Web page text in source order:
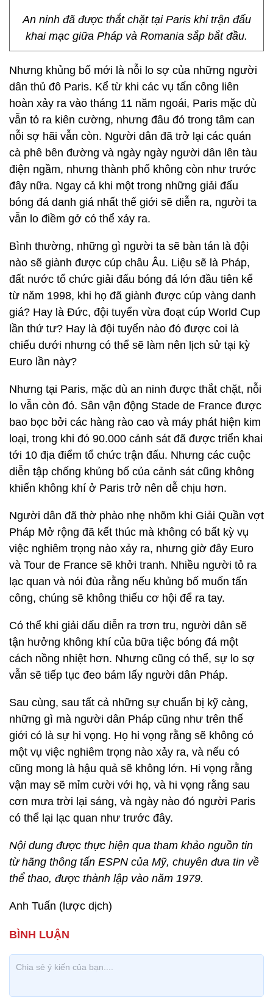
An ninh đã được thắt chặt tại Paris khi trận đấu
khai mạc giữa Pháp và Romania sắp bắt đầu.
Nhưng khủng bố mới là nỗi lo sợ của những người
dân thủ đô Paris. Kể từ khi các vụ tấn công liên
hoàn xảy ra vào tháng 11 năm ngoái, Paris mặc dù
vẫn tỏ ra kiên cường, nhưng đâu đó trong tâm can
nỗi sợ hãi vẫn còn. Người dân đã trở lại các quán
cà phê bên đường và ngày ngày người dân lên tàu
điện ngầm, nhưng thành phố không còn như trước
đây nữa. Ngay cả khi một trong những giải đấu
bóng đá danh giá nhất thế giới sẽ diễn ra, người ta
vẫn lo điềm gở có thể xảy ra.
Bình thường, những gì người ta sẽ bàn tán là đội
nào sẽ giành được cúp châu Âu. Liệu sẽ là Pháp,
đất nước tổ chức giải đấu bóng đá lớn đầu tiên kể
từ năm 1998, khi họ đã giành được cúp vàng danh
giá? Hay là Đức, đội tuyển vừa đoạt cúp World Cup
lần thứ tư? Hay là đội tuyển nào đó được coi là
chiếu dưới nhưng có thể sẽ làm nên lịch sử tại kỳ
Euro lần này?
Nhưng tại Paris, mặc dù an ninh được thắt chặt, nỗi
lo vẫn còn đó. Sân vận động Stade de France được
bao bọc bởi các hàng rào cao và máy phát hiện kim
loại, trong khi đó 90.000 cảnh sát đã được triển khai
tới 10 địa điểm tổ chức trận đấu. Nhưng các cuộc
diễn tập chống khủng bố của cảnh sát cũng không
khiến không khí ở Paris trở nên dễ chịu hơn.
Người dân đã thờ phào nhẹ nhõm khi Giải Quần vợt
Pháp Mở rộng đã kết thúc mà không có bất kỳ vụ
việc nghiêm trọng nào xảy ra, nhưng giờ đây Euro
và Tour de France sẽ khởi tranh. Nhiều người tỏ ra
lạc quan và nói đùa rằng nếu khủng bố muốn tấn
công, chúng sẽ không thiếu cơ hội để ra tay.
Có thể khi giải dấu diễn ra trơn tru, người dân sẽ
tận hưởng không khí của bữa tiệc bóng đá một
cách nồng nhiệt hơn. Nhưng cũng có thể, sự lo sợ
vẫn sẽ tiếp tục đeo bám lấy người dân Pháp.
Sau cùng, sau tất cả những sự chuẩn bị kỹ càng,
những gì mà người dân Pháp cũng như trên thế
giới có là sự hi vọng. Họ hi vọng rằng sẽ không có
một vụ việc nghiêm trọng nào xảy ra, và nếu có
cũng mong là hậu quả sẽ không lớn. Hi vọng rằng
vận may sẽ mỉm cười với họ, và hi vọng rằng sau
cơn mưa trời lại sáng, và ngày nào đó người Paris
có thể lại lạc quan như trước đây.
Nội dung được thực hiện qua tham khảo nguồn tin
từ hãng thông tấn ESPN của Mỹ, chuyên đưa tin về
thể thao, được thành lập vào năm 1979.
Anh Tuấn (lược dịch)